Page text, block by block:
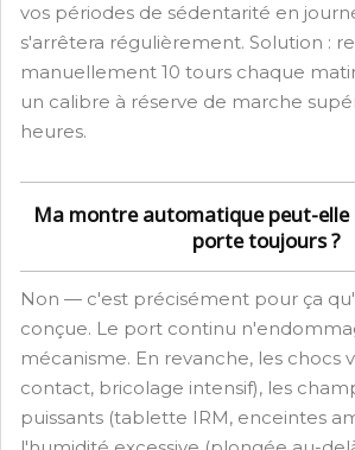
vos périodes de sédentarité en
s'arrêtera régulièrement. Solution :
manuellement 10 tours chaque
un calibre à réserve de marche
heures.
Ma montre automatique peut-elle
porte toujours ?
Non — c'est précisément pour ça
conçue. Le port continu
mécanisme. En revanche, les chocs
contact, bricolage intensif), les
puissants (tablette IRM, enceintes